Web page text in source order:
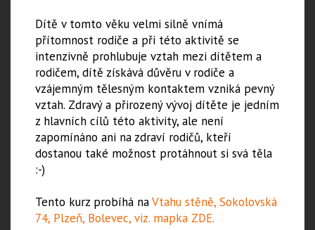
Dítě v tomto věku velmi silně vnímá
přítomnost rodiče a při této aktivitě se
intenzivně prohlubuje vztah mezi dítětem a
rodičem, dítě získává důvěru v rodiče a
vzájemným tělesným kontaktem vzniká pevný
vztah. Zdravý a přirozený vývoj dítěte je jedním
z hlavních cílů této aktivity, ale není
zapomínáno ani na zdraví rodičů, kteří
dostanou také možnost protáhnout si svá těla
:-)
Tento kurz probíhá naVtahu stěně, Sokolovská
74, Plzeň, Bolevec, viz. mapka ZDE.